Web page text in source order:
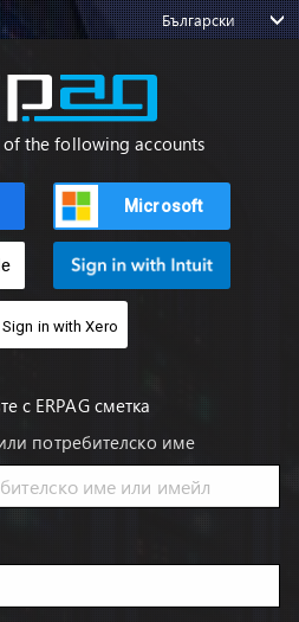
Български
the following accounts
Microsoft
Sign in with Xero
с ERPAG сметка
потребителско име